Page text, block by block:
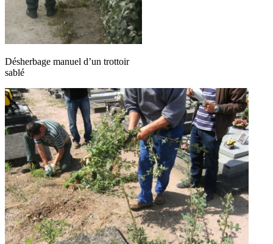
Désherbage manuel d’un trottoir
sablé